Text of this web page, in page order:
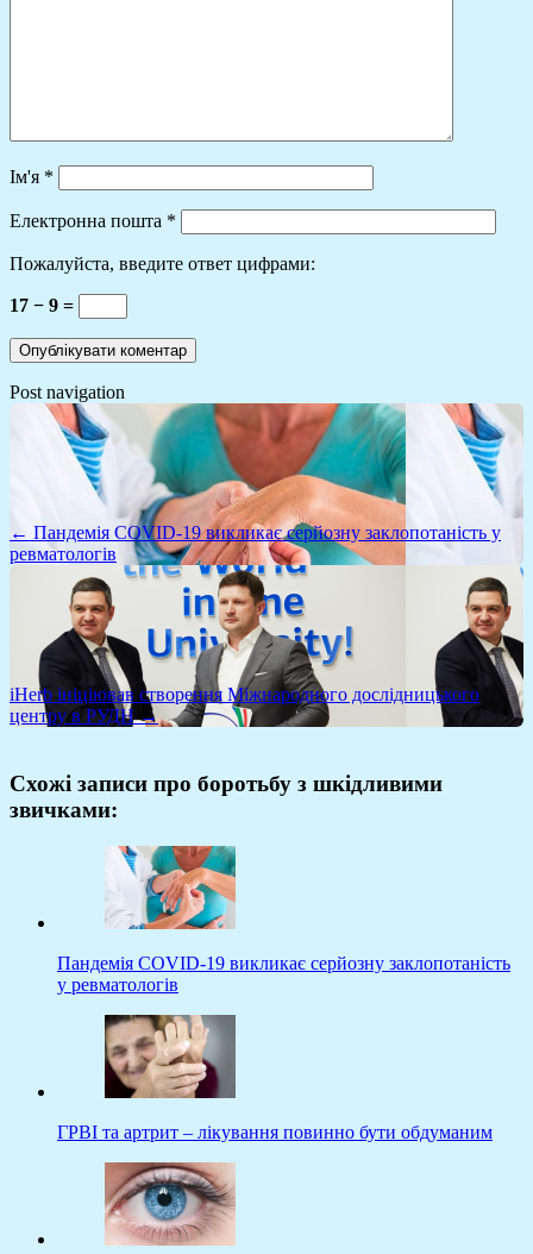
Ім'я *
Електронна пошта *
Пожалуйста, введите ответ цифрами:
17 − 9 =
Post navigation
← Пандемія COVID-19 викликає серйозну заклопотаність у
ревматологів
iHerb ініціював створення Міжнародного дослідницького
центру в РУДН →
Схожі записи про боротьбу з шкідливими
звичками:
Пандемія COVID-19 викликає серйозну заклопотаність
у ревматологів
ГРВІ та артрит – лікування повинно бути обдуманим